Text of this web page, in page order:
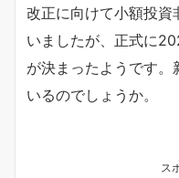
改正に向けて小額投資
いましたが、正式に
が決まったようです。
いるのでしょうか。
ス